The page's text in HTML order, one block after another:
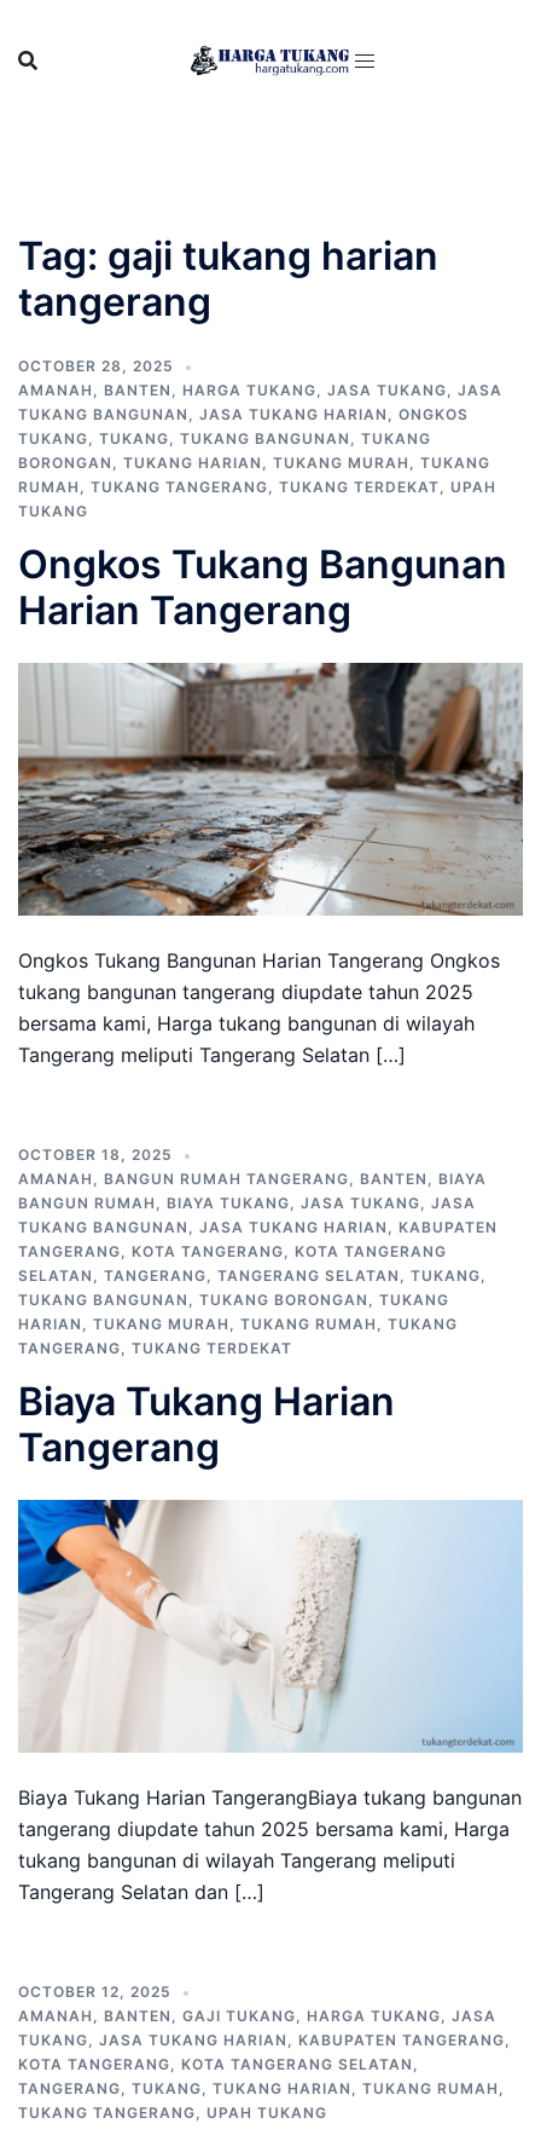
content
Tag: gaji tukang harian
tangerang
OCTOBER 28, 2025
AMANAH , BANTEN , HARGA TUKANG, JASA TUKANG, JASA
TUKANG BANGUNAN , JASA TUKANG HARIAN , ONGKOS
TUKANG, TUKANG, TUKANG BANGUNAN , TUKANG
BORONGAN , TUKANG HARIAN , TUKANG MURAH , TUKANG
RUMAH , TUKANG TANGERANG, TUKANG TERDEKAT, UPAH
TUKANG
Ongkos Tukang Bangunan
Harian Tangerang
Ongkos Tukang Bangunan Harian Tangerang Ongkos
tukang bangunan tangerang diupdate tahun 2025
bersama kami, Harga tukang bangunan di wilayah
Tangerang meliputi Tangerang Selatan […]
OCTOBER 18, 2025
AMANAH , BANGUN RUMAH TANGERANG, BANTEN , BIAYA
BANGUN RUMAH , BIAYA TUKANG, JASA TUKANG, JASA
TUKANG BANGUNAN , JASA TUKANG HARIAN , KABUPATEN
TANGERANG, KOTA TANGERANG, KOTA TANGERANG
SELATAN , TANGERANG, TANGERANG SELATAN , TUKANG,
TUKANG BANGUNAN , TUKANG BORONGAN , TUKANG
HARIAN , TUKANG MURAH , TUKANG RUMAH , TUKANG
TANGERANG, TUKANG TERDEKAT
Biaya Tukang Harian
Tangerang
Biaya Tukang Harian TangerangBiaya tukang bangunan
tangerang diupdate tahun 2025 bersama kami, Harga
tukang bangunan di wilayah Tangerang meliputi
Tangerang Selatan dan […]
OCTOBER 12, 2025
AMANAH , BANTEN , GAJI TUKANG, HARGA TUKANG, JASA
TUKANG, JASA TUKANG HARIAN , KABUPATEN TANGERANG,
KOTA TANGERANG, KOTA TANGERANG SELATAN ,
TANGERANG, TUKANG, TUKANG HARIAN , TUKANG RUMAH ,
TUKANG TANGERANG, UPAH TUKANG